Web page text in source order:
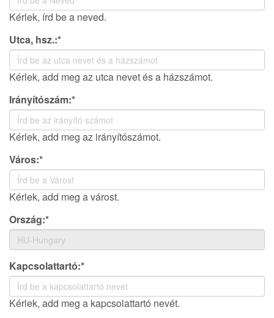
Kérlek, írd be a neved.
Utca, hsz.:*
Kérlek, add meg az utca nevet és a házszámot.
Irányítószám:*
Kérlek, add meg az irányítószámot.
Város:*
Kérlek, add meg a várost.
Ország:*
Kapcsolattartó:*
Kérlek, add meg a kapcsolattartó nevét.